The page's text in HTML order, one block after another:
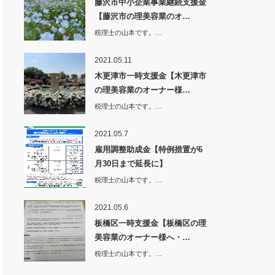
藤沢市中小企業事業継続支援金
【藤沢市の理美容業のオ…
税理士の山本です。…
2021.05.11
木更津市一時支援金【木更津市
の理美容業のオーナー様…
税理士の山本です。…
2021.05.7
雇用調整助成金【特例措置が6
月30日まで延長に】
税理士の山本です。…
2021.05.6
板橋区一時支援金【板橋区の理
美容業のオーナー様へ・…
税理士の山本です。…